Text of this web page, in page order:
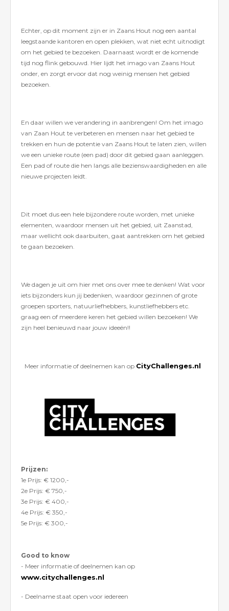
Echter, op dit moment zijn er in Zaans Hout nog een aantal
leegstaande kantoren en open plekken, wat niet echt uitnodigt
om het gebied te bezoeken. Daarnaast wordt er de komende
tijd nog flink gebouwd. Hier lijdt het imago van Zaans Hout
onder, en zorgt ervoor dat nog weinig mensen het gebied
bezoeken.
En daar willen we verandering in aanbrengen! Om het imago
van Zaan Hout te verbeteren en mensen naar het gebied te
trekken en hun de potentie van Zaans Hout te laten zien, willen
we een unieke route (een pad) door dit gebied gaan aanleggen.
Een pad of route die hen langs alle bezienswaardigheden en alle
nieuwe projecten leidt.
Dit moet dus een hele bijzondere route worden, met unieke
elementen, waardoor mensen uit het gebied, uit Zaanstad,
maar wellicht ook daarbuiten, gaat aantrekken om het gebied
te gaan bezoeken.
We dagen je uit om hier met ons over mee te denken! Wat voor
iets bijzonders kun jij bedenken, waardoor gezinnen of grote
groepen sporters, natuurliefhebbers, kunstliefhebbers etc.
graag een of meerdere keren het gebied willen bezoeken! We
zijn heel benieuwd naar jouw ideeën!!
Meer informatie of deelnemen kan op CityChallenges.nl
Prijzen:
1e Prijs: € 1200,-
2e Prijs: € 750,-
3e Prijs: € 400,-
4e Prijs: € 350,-
5e Prijs: € 300,-
Good to know
- Meer informatie of deelnemen kan op
www.citychallenges.nl
- Deelname staat open voor iedereen